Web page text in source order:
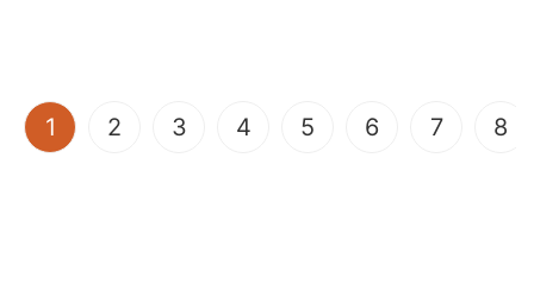
1 (current)
2 3 4 5 6 7 8